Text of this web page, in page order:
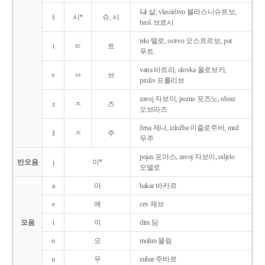
š 시* 슈, 시
šal 샬, vlasništvo 블라스니슈트보,
broš 브로시
t ㅌ 트
telo 텔로, ostrvo 오스트르보, put
푸트
v ㅂ 브
vatra 바트라, olovka 올로브카,
proliv 프롤리브
z ㅈ 즈
zavoj 자보이, pozno 포즈노, obraz
오브라즈
ž ㅈ 주
žena 제나, izložba 이즐로주바, muž
무주
반모음 j 이*
pojas 포야스, zavoj 자보이, odjelo
오델로
모음
a 아 bakar 바카르
e 에 cev 체브
i 이 dim 딤
o 오 molim 몰림
u 우 zubar 주바르